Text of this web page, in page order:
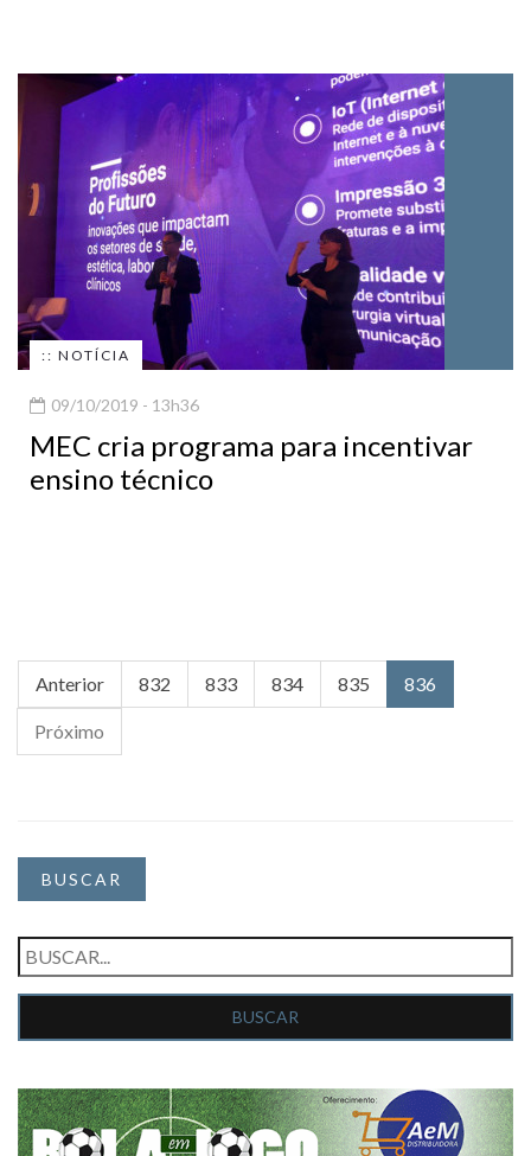
:: NOTÍCIA
09/10/2019 - 13h36
MEC cria programa para incentivar
ensino técnico
Anterior 832 833 834 835 836
Próximo
BUSCAR